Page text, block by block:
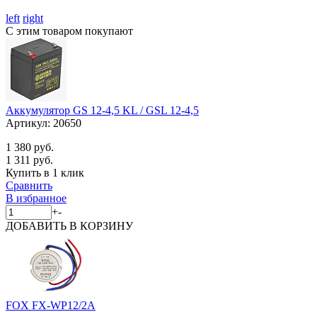
left right
С этим товаром покупают
Аккумулятор GS 12-4,5 KL / GSL 12-4,5
Артикул: 20650
1 380 руб.
1 311 руб.
Купить в 1 клик
Сравнить
В избранное
+-
ДОБАВИТЬ В КОРЗИНУ
FOX FX-WP12/2A